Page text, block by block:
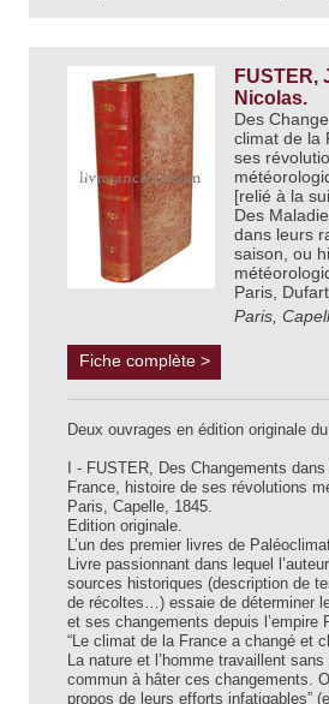
FUSTER,
Nicolas.
Des
climat de la
ses
[relié à la
Des
dans leurs
saison, ou
Paris,
Paris,
Fiche complète >
Deux ouvrages en édition originale
I - FUSTER, Des Changements
France, histoire de ses révolutions
Paris, Capelle, 1845.
Edition originale.
L’un des premier livres de
Livre passionnant dans lequel
sources historiques (description de
de récoltes…) essaie de déterminer
et ses changements depuis l’empire
“Le climat de la France a changé et
La nature et l’homme travaillent
commun à hâter ces changements.
propos de leurs efforts infatigables”